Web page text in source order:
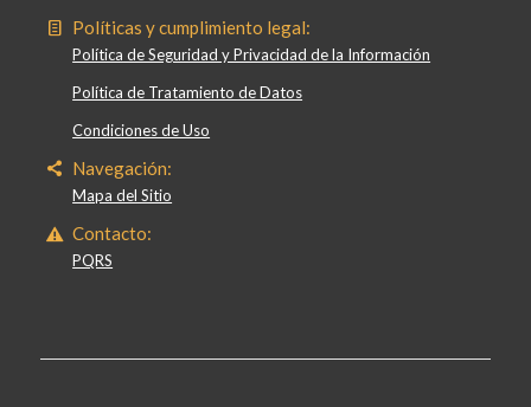
Políticas y cumplimiento legal:
Política de Seguridad y Privacidad de la Información
Política de Tratamiento de Datos
Condiciones de Uso
Navegación:
Mapa del Sitio
Contacto:
PQRS